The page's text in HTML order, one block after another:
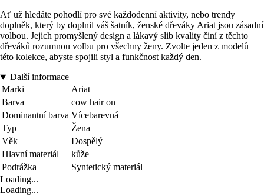
Ať už hledáte pohodlí pro své každodenní aktivity, nebo trendy
doplněk, který by doplnil váš šatník, ženské dřeváky Ariat jsou zásadní
volbou. Jejich promyšlený design a lákavý slib kvality činí z těchto
dřeváků rozumnou volbu pro všechny ženy. Zvolte jeden z modelů
této kolekce, abyste spojili styl a funkčnost každý den.
Další informace
Marki
Ariat
Barva
cow hair on
Dominantní barva Vícebarevná
Typ
Žena
Věk
Dospělý
Hlavní materiál
kůže
Podrážka
Syntetický materiál
Loading...
Loading...